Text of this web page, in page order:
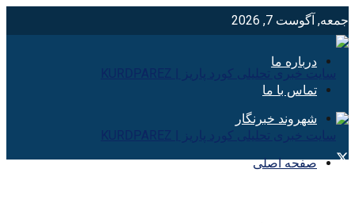
جمعه, آگوست 7, 2026
درباره ما
تماس با ما
شهروند خبرنگار
صفحه اصلی